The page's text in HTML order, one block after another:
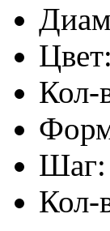
Кол-
Шаг:
Кол-